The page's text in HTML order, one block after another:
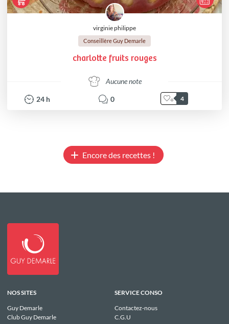
virginie philippe
Conseillère Guy Demarle
charlotte fruits rouges
Aucune note
24 h 0 4
Encore des recettes !
NOS SITES
Guy Demarle
Club Guy Demarle
SERVICE CONSO
Contactez-nous
C.G.U